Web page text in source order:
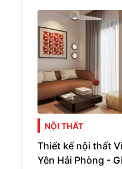
NỘI THẤT
Thiết kế nội thất
Yên Hải Phòng -